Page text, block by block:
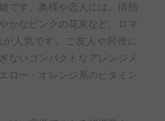
です。奥様や恋人には、情熱
かなピンクの花束など、ロマ
人気です。ご友人や同僚に
ないコンパクトなアレンジメ
ロー・オレンジ系のビタミン